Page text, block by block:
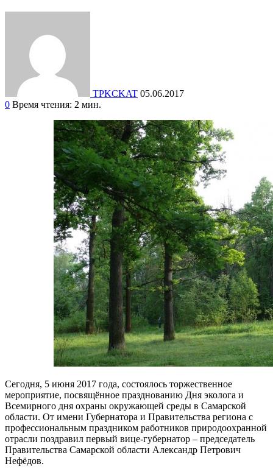
TPKCKAT 05.06.2017
0 Время чтения: 2 мин.
Сегодня, 5 июня 2017 года, состоялось торжественное
мероприятие, посвящённое празднованию Дня эколога и
Всемирного дня охраны окружающей среды в Самарской
области. От имени Губернатора и Правительства региона с
профессиональным праздником работников природоохранной
отрасли поздравил первый вице-губернатор – председатель
Правительства Самарской области Александр Петрович
Нефёдов.